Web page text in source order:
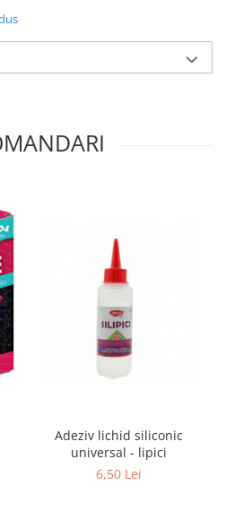
Adeziv lichid siliconic
universal - lipici
6,50 Lei